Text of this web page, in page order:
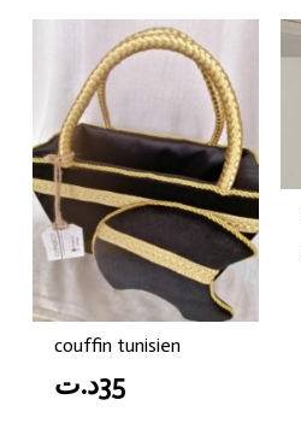
couffin tunisien
35د.ت